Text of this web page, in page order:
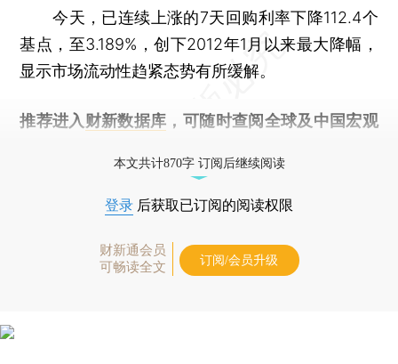
今天，已连续上涨的7天回购利率下降112.4个
基点，至3.189%，创下2012年1月以来最大降幅，
显示市场流动性趋紧态势有所缓解。
推荐进入 财新数据库 ，可随时查阅全球及中国宏观
本文共计870字 订阅后继续阅读
登录 后获取已订阅的阅读权限
财新通会员
可畅读全文
订阅/会员升级